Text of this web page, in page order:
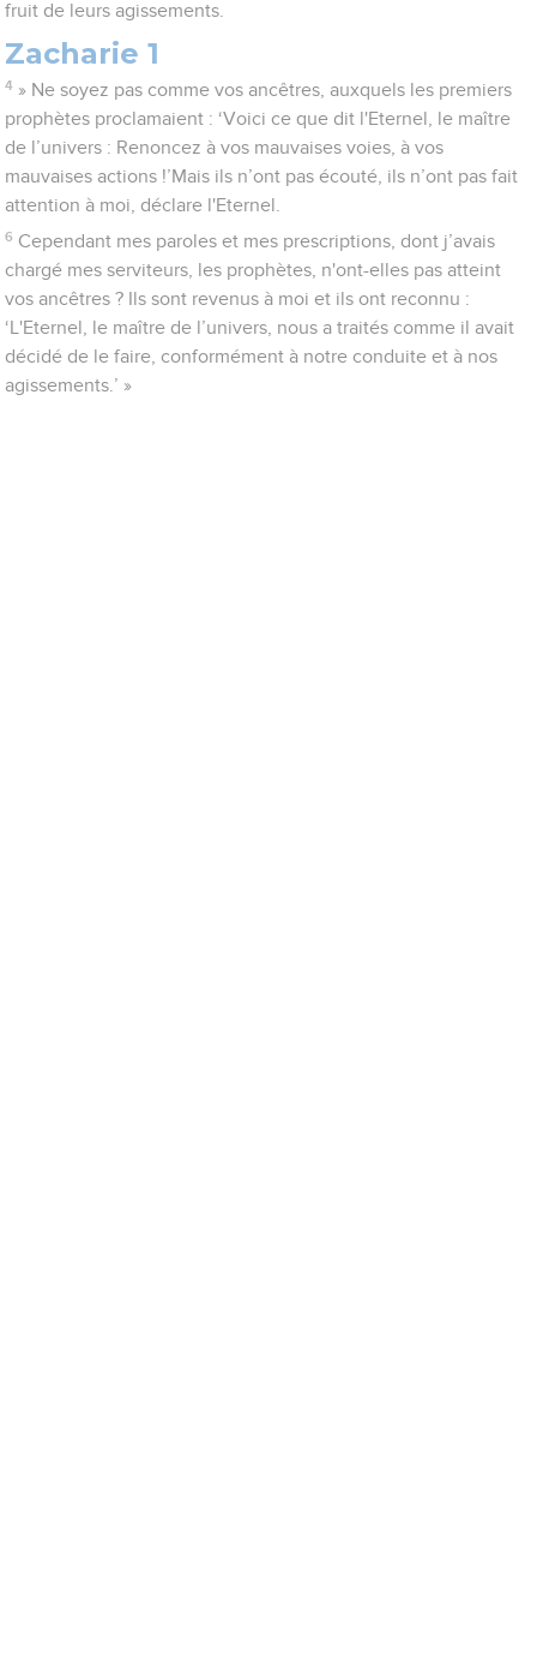
fruit de leurs agissements.
Zacharie 1
4 » Ne soyez pas comme vos ancêtres, auxquels les premiers
prophètes proclamaient : ‘Voici ce que dit l'Eternel, le maître
de l’univers : Renoncez à vos mauvaises voies, à vos
mauvaises actions !’Mais ils n’ont pas écouté, ils n’ont pas fait
attention à moi, déclare l'Eternel.
6 Cependant mes paroles et mes prescriptions, dont j’avais
chargé mes serviteurs, les prophètes, n'ont-elles pas atteint
vos ancêtres ? Ils sont revenus à moi et ils ont reconnu :
‘L'Eternel, le maître de l’univers, nous a traités comme il avait
décidé de le faire, conformément à notre conduite et à nos
agissements.’ »